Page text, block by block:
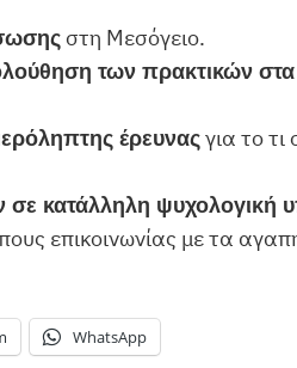
στη Μεσόγειο.
των πρακτικών
έρευνας για το
κατάλληλη ψυχολογική
επικοινωνίας με τα
WhatsApp